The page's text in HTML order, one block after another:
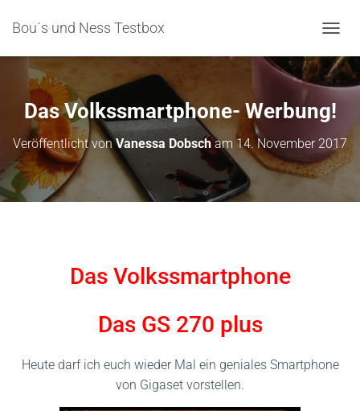
Bou´s und Ness Testbox
Das Volkssmartphone- Werbung!
Veröffentlicht vonVanessa Dobscham14. November 2017
Das Volkssmartphone
Das GS 270 plus
Heute darf ich euch wieder Mal ein geniales Smartphone
von Gigaset vorstellen.